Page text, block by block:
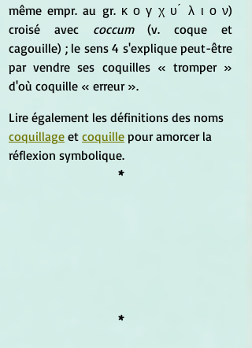
même empr. au gr. κ ο γ χ υ ́ λ ι ο ν)
croisé avec coccum (v. coque et
cagouille) ; le sens 4 s'explique peut-être
par vendre ses coquilles « tromper »
d'où coquille « erreur ».
Lire également les définitions des noms
coquillage et coquille pour amorcer la
réflexion symbolique.
*
*